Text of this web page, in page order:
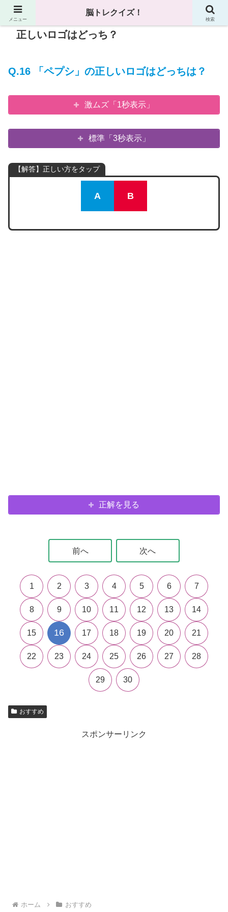
正しいロゴはどっち？
Q.16 「ペプシ」の正しいロゴはどっちは？
激ムズ「1秒表示」
標準「3秒表示」
【解答】正しい方をタップ
A B
正解を見る
前へ 次へ
1 2 3 4 5 6 7
8 9 10 11 12 13 14
15 16 17 18 19 20 21
22 23 24 25 26 27 28
29 30
おすすめ
スポンサーリンク
ホーム おすすめ
メニュー
脳トレクイズ！
検索